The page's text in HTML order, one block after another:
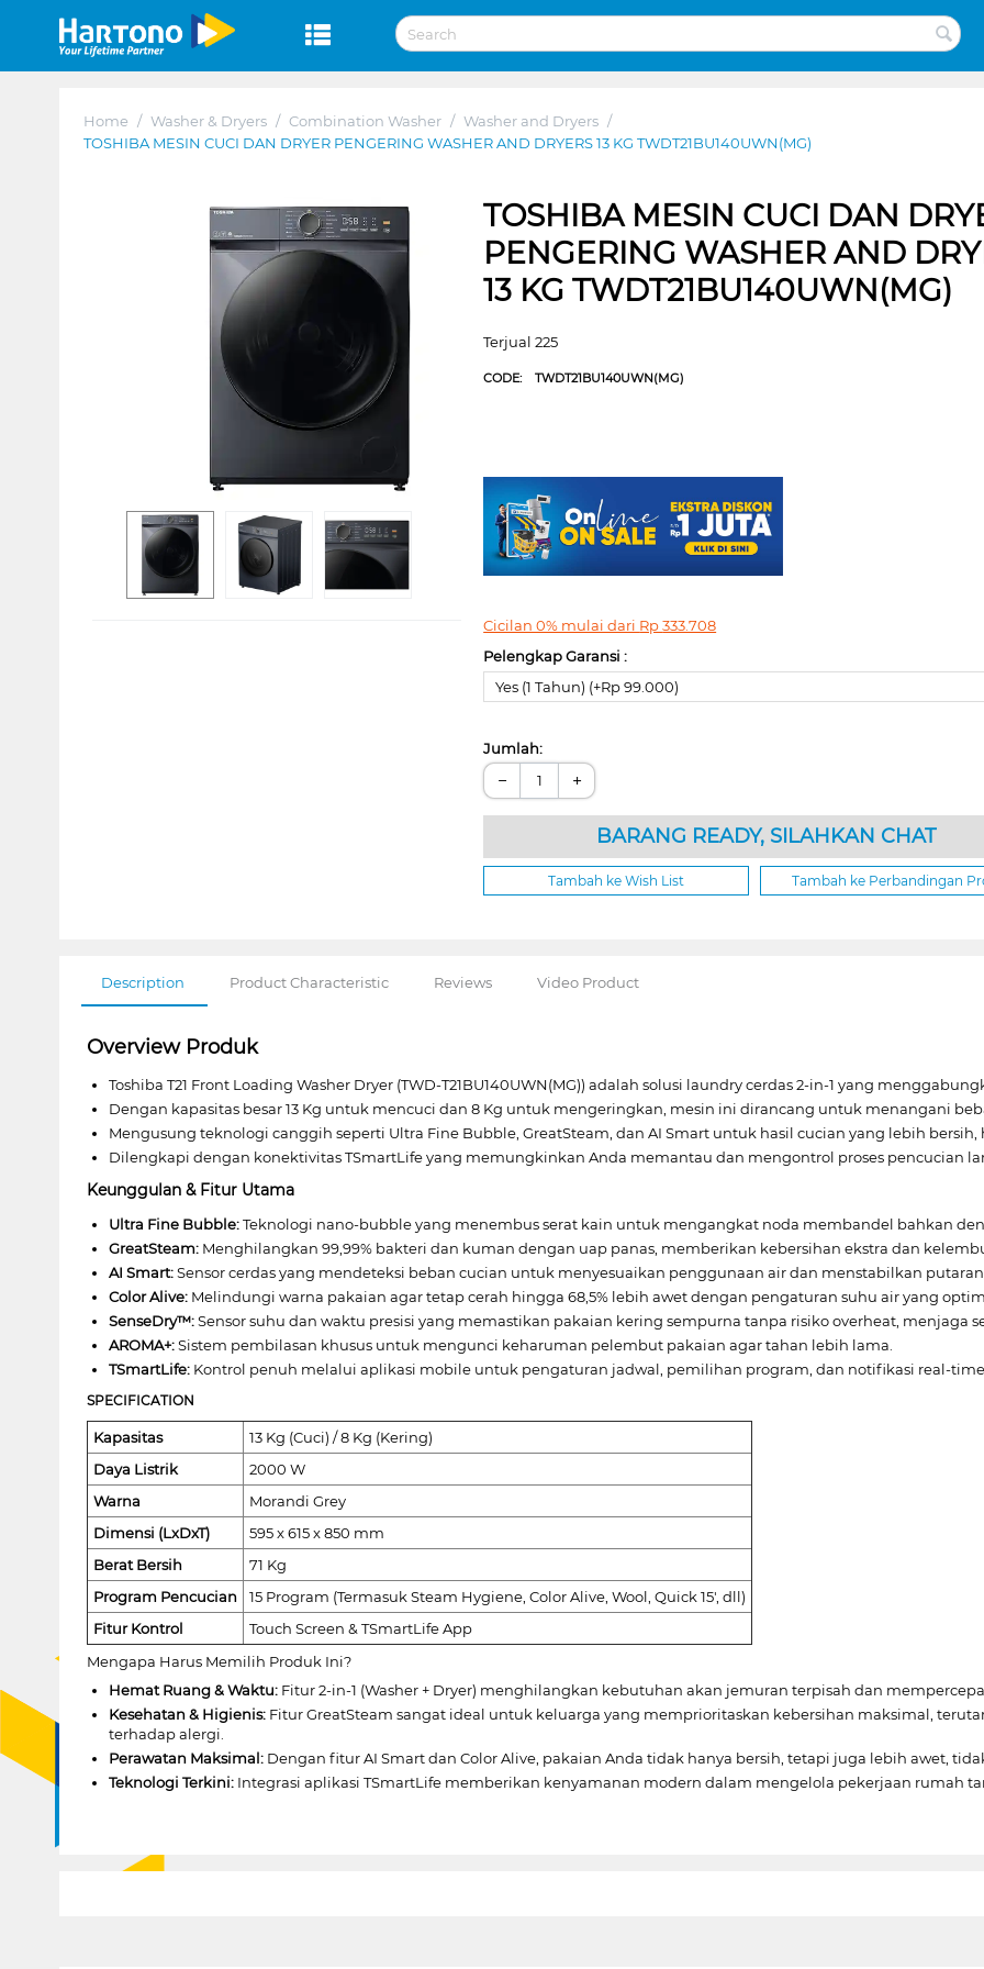
Home / Washer & Dryers / Combination Washer / Washer and Dryers /
TOSHIBA MESIN CUCI DAN DRYER PENGERING WASHER AND DRYERS 13 KG TWDT21BU140UWN(MG)
TOSHIBA MESIN CUCI DAN
PENGERING WASHER AND
13 KG TWDT21BU140UWN(MG)
Terjual 225
CODE:TWDT21BU140UWN(MG)
Cicilan 0% mulai dari Rp333.708
Pelengkap Garansi :
Yes (1 Tahun) (+Rp 99.000)
Jumlah:
− +
BARANG READY, SILAHKAN CHAT
Tambah ke Wish List Tambah ke Perbandingan
Description Product Characteristic Reviews Video Product
Overview Produk
Toshiba T21 Front Loading Washer Dryer (TWD-T21BU140UWN(MG)) adalah solusi laundry cerdas 2-in-1 yang
Dengan kapasitas besar 13 Kg untuk mencuci dan 8 Kg untuk mengeringkan, mesin ini dirancang untuk menangani
Mengusung teknologi canggih seperti Ultra Fine Bubble, GreatSteam, dan AI Smart untuk hasil cucian yang lebih bersih,
Dilengkapi dengan konektivitas TSmartLife yang memungkinkan Anda memantau dan mengontrol proses pencucian
Keunggulan & Fitur Utama
Ultra Fine Bubble:Teknologi nano-bubble yang menembus serat kain untuk mengangkat noda membandel bahkan
GreatSteam:Menghilangkan 99,99% bakteri dan kuman dengan uap panas, memberikan kebersihan ekstra dan
AI Smart:Sensor cerdas yang mendeteksi beban cucian untuk menyesuaikan penggunaan air dan menstabilkan
Color Alive:Melindungi warna pakaian agar tetap cerah hingga 68,5% lebih awet dengan pengaturan suhu air yang
SenseDry™:Sensor suhu dan waktu presisi yang memastikan pakaian kering sempurna tanpa risiko overheat, menjaga
AROMA+:Sistem pembilasan khusus untuk mengunci keharuman pelembut pakaian agar tahan lebih lama.
TSmartLife:Kontrol penuh melalui aplikasi mobile untuk pengaturan jadwal, pemilihan program, dan notifikasi real-time.
SPECIFICATION
Kapasitas
13 Kg (Cuci) / 8 Kg (Kering)
Daya Listrik
2000 W
Warna
Morandi Grey
Dimensi (LxDxT)
595 x 615 x 850 mm
Berat Bersih
71 Kg
Program Pencucian
15 Program (Termasuk Steam Hygiene, Color Alive, Wool, Quick 15', dll)
Fitur Kontrol
Touch Screen & TSmartLife App
Mengapa Harus Memilih Produk Ini?
Hemat Ruang & Waktu:Fitur 2-in-1 (Washer + Dryer) menghilangkan kebutuhan akan jemuran terpisah dan
Kesehatan & Higienis:Fitur GreatSteam sangat ideal untuk keluarga yang memprioritaskan kebersihan maksimal,
terhadap alergi.
Perawatan Maksimal:Dengan fitur AI Smart dan Color Alive, pakaian Anda tidak hanya bersih, tetapi juga lebih awet,
Teknologi Terkini:Integrasi aplikasi TSmartLife memberikan kenyamanan modern dalam mengelola pekerjaan rumah